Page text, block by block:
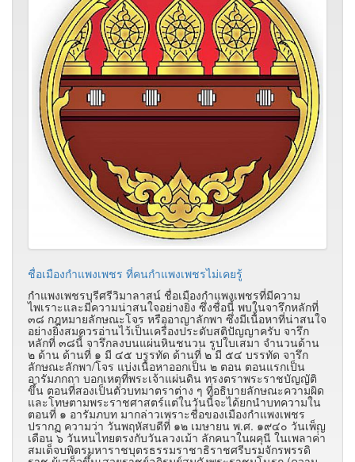
ชื่อเมืองกำแพงเพชร ที่คนกำแพงเพชรไม่เคยรู้
กำแพงเพชรบุรีศรีวิมาลาสน์ ชื่อเมืองกำแพงเพชรที่มีความ
ไพเราะและมีความน่าสนใจอย่างยิ่ง ซึ่งชื่อนี้ พบในจารึกหลักที่
๓๘ กฎหมายลักษณะโจร หรืออาญาลักพา ซึ่งมีเนื้อหาที่น่าสนใจ
อย่างยิ่งสมควรอ่านไว้เป็นเครื่องประดับสติปัญญาครับ จารึก
หลักที่ ๓๘นี้ จารึกลงบนแผ่นหินชนวน รูปใบเสมา จำนวนด้าน
๒ ด้าน ด้านที่ ๑ มี ๔๕ บรรทัด ด้านที่ ๒ มี ๕๔ บรรทัด จารึก
ลักษณะลักพา/โจร แบ่งเนื้อหาออกเป็น ๒ ตอน ตอนแรกเป็น
อารัมภกถา บอกเหตุที่พระเจ้าแผ่นดิน ทรงตราพระราชบัญญัติ
ขึ้น ตอนที่สองเป็นตัวบทมาตราต่าง ๆ ที่อธิบายลักษณะความผิด
และโทษตามพระราชศาสตร์แต่ในวันนี้จะได้ยกนำบทความใน
ตอนที่ ๑ อารัมภบท มากล่าวเพราะชื่อของเมืองกำแพงเพชร
ปรากฏ ความว่า วันพฤหัสบดีที่ ๑๒ เมษายน พ.ศ. ๑๙๔๐ วันเพ็ญ
เดือน ๖ วันหนไทยตรงกับวันลวงเม้า ลักคนาในผคุนี ในเพลาค่ํา
สมเด็จบพิตรมหาราชบุตรธรรมราชาธิราชศรีบรมจักรพรรดิ